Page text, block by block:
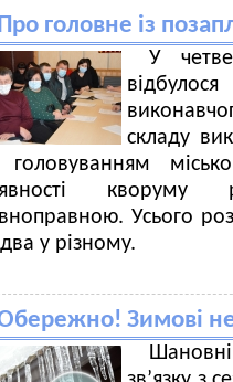
головне із
У
складу
головуванням
кворуму
Усього
у різному.
Зимові